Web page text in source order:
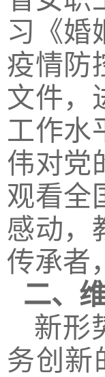
习《婚
疫情防
文件，
工作水
伟对党
观看全
感动，
传承者
二、
新形
务创新